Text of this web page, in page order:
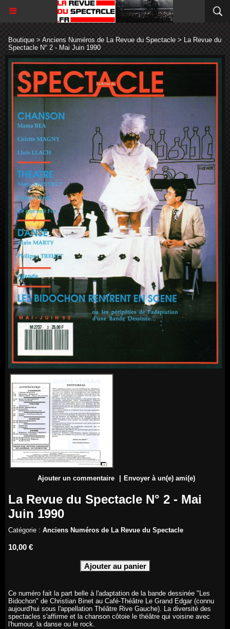
Boutique > Anciens Numéros de La Revue du Spectacle > La Revue du
Spectacle N° 2 - Mai Juin 1990
Ajouter un commentaire Envoyer à un(e) ami(e)
La Revue du Spectacle N° 2 - Mai
Juin 1990
Catégorie : Anciens Numéros de La Revue du Spectacle
10,00 €
Ce numéro fait la part belle à l'adaptation de la bande dessinée "Les
Bidochon" de Christian Binet au Café-Théâtre Le Grand Edgar (connu
aujourd'hui sous l'appellation Théâtre Rive Gauche). La diversité des
spectacles s'affirme et la chanson côtoie le théâtre qui voisine avec
l'humour, la danse ou le rock.